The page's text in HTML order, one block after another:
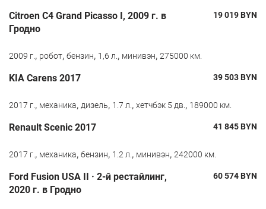
Citroen C4 Grand Picasso I, 2009 г. в
Гродно
19 019BYN
2009 г., робот, бензин, 1,6 л., минивэн, 275000 км.
KIA Carens 2017 39 503BYN
2017 г., механика, дизель, 1.7 л., хетчбэк 5 дв., 189000 км.
Renault Scenic 2017 41 845BYN
2017 г., механика, бензин, 1.2 л., минивэн, 242000 км.
Ford Fusion USA II · 2-й рестайлинг,
2020 г. в Гродно
60 574BYN